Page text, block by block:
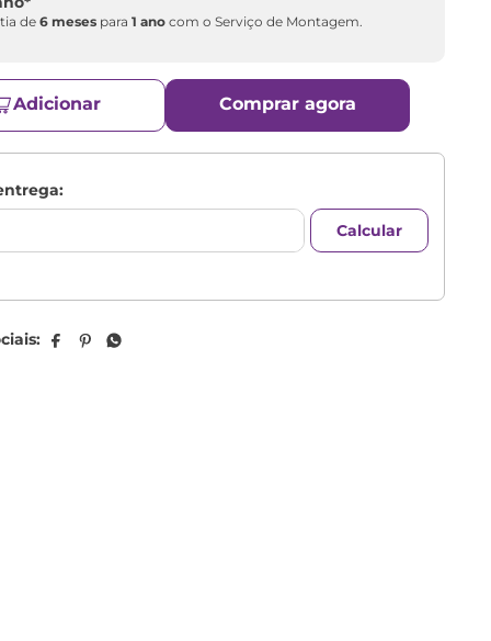
de6 meses para1 ano com o Serviço de Montagem.
Adicionar Comprar agora